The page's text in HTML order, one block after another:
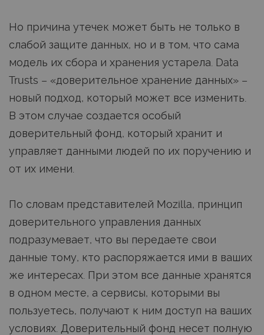
Но причина утечек может быть не только в
слабой защите данных, но и в том, что сама
модель их сбора и хранения устарела. Data
Trusts – «доверительное хранение данных» –
новый подход, который может все изменить.
В этом случае создается особый
доверительный фонд, который хранит и
управляет данными людей по их поручению и
от их имени.
По словам представителей Mozilla, принцип
доверительного управления данных
подразумевает, что вы передаете свои
данные тому, кто распоряжается ими в ваших
же интересах. При этом все данные хранятся
в одном месте, а сервисы, которыми вы
пользуетесь, получают к ним доступ на ваших
условиях. Доверительный фонд несет полную